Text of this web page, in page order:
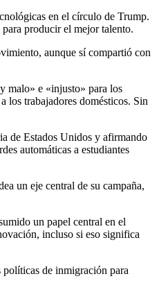
en el círculo de Trump.
producir el mejor talento.
aunque sí compartió con
malo» e «injusto» para los
los trabajadores domésticos. Sin
de Estados Unidos y afirmando
automáticas a estudiantes
un eje central de su campaña,
un papel central en el
incluso si eso significa
de inmigración para